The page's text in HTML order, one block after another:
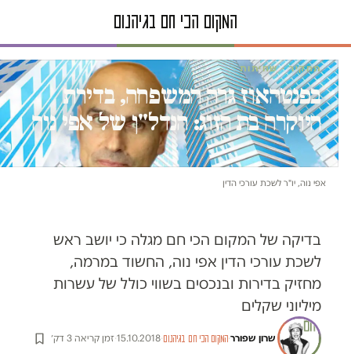
תחקיר · שחיתות
בפנטהאוז גרה המשפחה, בדירת
היוקרה בת הזוג: הנדל"ן של אפי נוה
אפי נוה, יו"ר לשכת עורכי הדין
בדיקה של המקום הכי חם מגלה כי יושב ראש
לשכת עורכי הדין אפי נוה, החשוד במרמה,
מחזיק בדירות ובנכסים בשווי כולל של עשרות
מיליוני שקלים
שרון שפורר·המקום הכי חם בגיהנום·
15.10.2018
·זמן קריאה 3 דק׳